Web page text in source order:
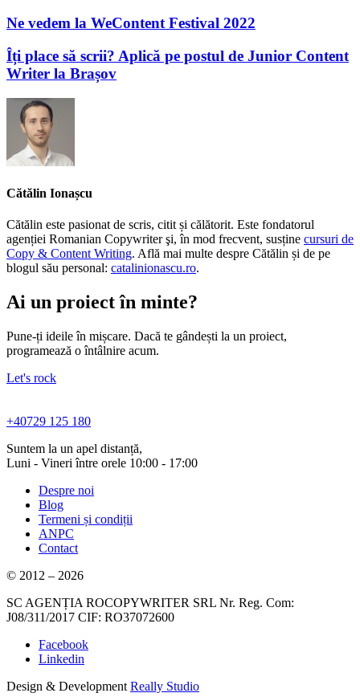
Ne vedem la WeContent Festival 2022
Îți place să scrii? Aplică pe postul de Junior Content
Writer la Brașov
Cătălin Ionașcu
Cătălin este pasionat de scris, citit și călătorit. Este fondatorul
agenției Romanian Copywriter şi, în mod frecvent, susține cursuri de
Copy & Content Writing. Află mai multe despre Cătălin și de pe
blogul său personal: catalinionascu.ro.
Ai un proiect în minte?
Pune-ți ideile în mișcare. Dacă te gândești la un proiect,
programează o întâlnire acum.
Let's rock
+40729 125 180
Suntem la un apel distanță,
Luni - Vineri între orele 10:00 - 17:00
Despre noi
Blog
Termeni și condiții
ANPC
Contact
© 2012 – 2026
SC AGENȚIA ROCOPYWRITER SRL Nr. Reg. Com:
J08/311/2017 CIF: RO37072600
Facebook
Linkedin
Design & Development Really Studio